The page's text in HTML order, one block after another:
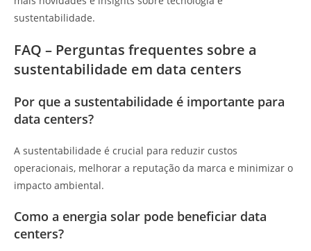
sustentabilidade.
FAQ – Perguntas frequentes sobre a
sustentabilidade em data centers
Por que a sustentabilidade é importante para
data centers?
A sustentabilidade é crucial para reduzir custos
operacionais, melhorar a reputação da marca e minimizar o
impacto ambiental.
Como a energia solar pode beneficiar data
centers?